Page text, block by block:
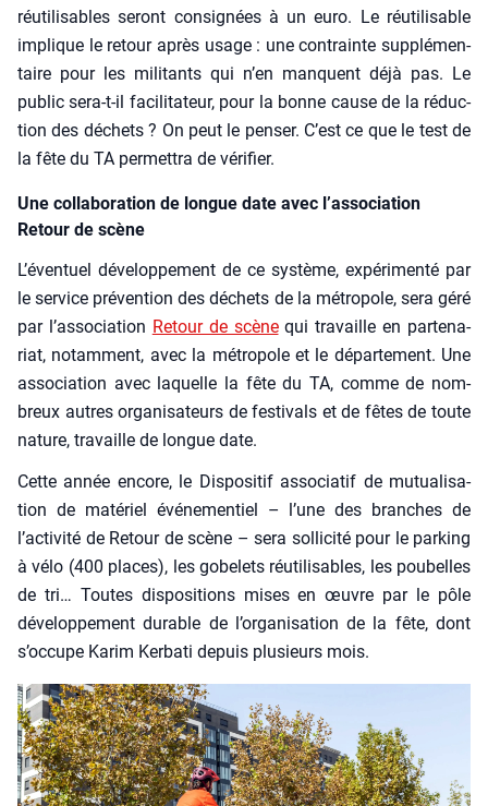
réuti­li­sables seront consi­gnées à un euro. Le réuti­li­sable
implique le retour après usage : une contrainte sup­plé­men­
taire pour les mili­tants qui n’en manquent déjà pas. Le
public sera-t-il faci­li­ta­teur, pour la bonne cause de la réduc­
tion des déchets ? On peut le pen­ser. C’est ce que le test de
la fête du TA per­met­tra de véri­fier.
Une collaboration de longue date avec l’association
Retour de scène
L’éventuel déve­lop­pe­ment de ce sys­tème, expé­ri­men­té par
le ser­vice pré­ven­tion des déchets de la métro­pole, sera géré
par l’association Retour de scènequi tra­vaille en par­te­na­
riat, notam­ment, avec la métro­pole et le dépar­te­ment. Une
asso­cia­tion avec laquelle la fête du TA, comme de nom­
breux autres orga­ni­sa­teurs de fes­ti­vals et de fêtes de toute
nature, tra­vaille de longue date.
Cette année encore, le Dis­po­si­tif asso­cia­tif de mutua­li­sa­
tion de maté­riel évé­ne­men­tiel – l’une des branches de
l’activité de Retour de scène – sera sol­li­ci­té pour le par­king
à vélo (400 places), les gobe­lets réuti­li­sables, les pou­belles
de tri… Toutes dis­po­si­tions mises en œuvre par le pôle
déve­lop­pe­ment durable de l’organisation de la fête, dont
s’occupe Karim Ker­ba­ti depuis plu­sieurs mois.